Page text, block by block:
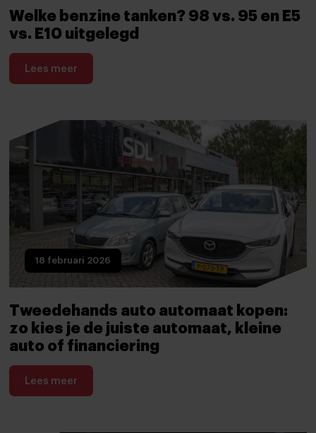
Welke benzine tanken? 98 vs. 95 en E5
vs. E10 uitgelegd
Lees meer
18 februari 2026
Tweedehands auto automaat kopen:
zo kies je de juiste automaat, kleine
auto of financiering
Lees meer